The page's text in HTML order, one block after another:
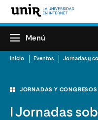
Menú
Inicio Eventos
JORNADAS Y CONGRESOS
I Jornadas